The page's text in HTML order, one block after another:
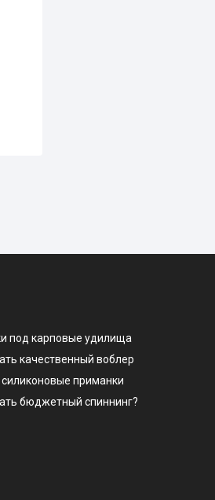
под карповые удилища
качественный воблер
приманки
бюджетный спиннинг?